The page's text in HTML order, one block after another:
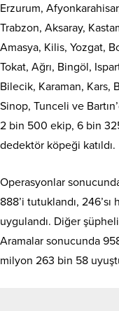
Erzurum,
Trabzon, Aksaray,
Amasya, Kilis, Yozgat,
Tokat, Ağrı, Bingöl,
Bilecik, Karaman, Kars,
Sinop, Tunceli ve
2 bin 500 ekip, 6 bin
dedektör köpeği katıldı.
Operasyonlar
888’i tutuklandı,
uygulandı. Diğer
Aramalar sonucunda
milyon 263 bin 58